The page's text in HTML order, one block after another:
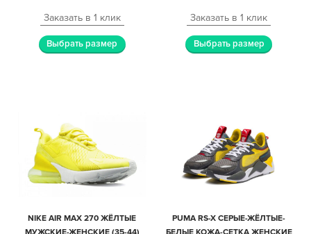
Заказать в 1 клик
Выбрать размер
Заказать в 1 клик
Выбрать размер
NIKE AIR MAX 270 ЖЁЛТЫЕ
PUMA RS-X СЕРЫЕ-ЖЁЛТЫЕ-